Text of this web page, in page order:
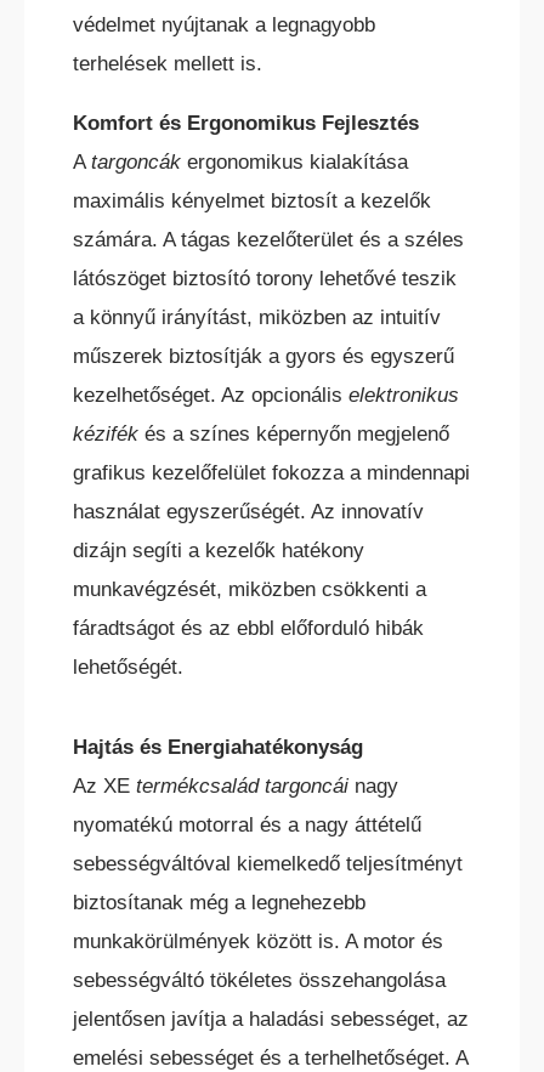
védelmet nyújtanak a legnagyobb
terhelések mellett is.
Komfort és Ergonomikus Fejlesztés
Atargoncák ergonomikus kialakítása
maximális kényelmet biztosít a kezelők
számára. A tágas kezelőterület és a széles
látószöget biztosító torony lehetővé teszik
a könnyű irányítást, miközben az intuitív
műszerek biztosítják a gyors és egyszerű
kezelhetőséget. Az opcionális elektronikus
kézifék és a színes képernyőn megjelenő
grafikus kezelőfelület fokozza a mindennapi
használat egyszerűségét. Az innovatív
dizájn segíti a kezelők hatékony
munkavégzését, miközben csökkenti a
fáradtságot és az ebbl előforduló hibák
lehetőségét.
Hajtás és Energiahatékonyság
Az XE termékcsalád targoncái nagy
nyomatékú motorral és a nagy áttételű
sebességváltóval kiemelkedő teljesítményt
biztosítanak még a legnehezebb
munkakörülmények között is. A motor és
sebességváltó tökéletes összehangolása
jelentősen javítja a haladási sebességet, az
emelési sebességet és a terhelhetőséget. A